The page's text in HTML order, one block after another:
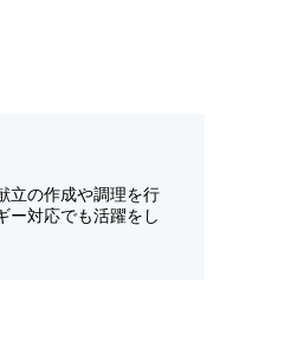
立の作成や調理を行
ー対応でも活躍をし